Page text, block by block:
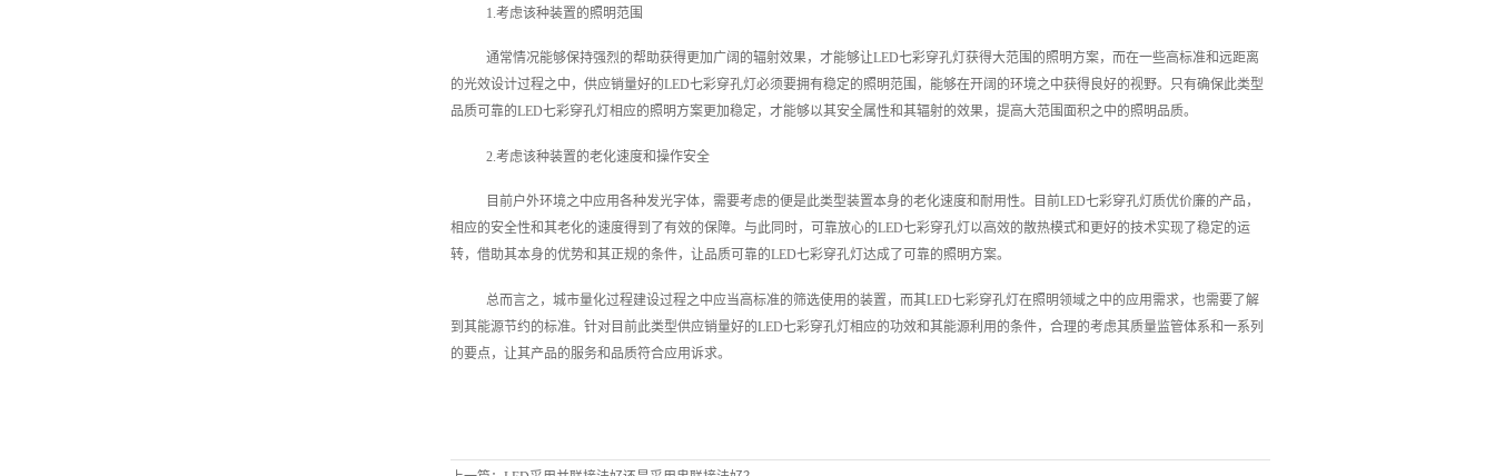
1.考虑该种装置的照明范围
通常情况能够保持强烈的帮助获得更加广阔的辐射效果，才能够让LED七彩穿孔灯获得大范围的照明方案，而在一些高标准和远距离
的光效设计过程之中，供应销量好的LED七彩穿孔灯必须要拥有稳定的照明范围，能够在开阔的环境之中获得良好的视野。只有确保此类型
品质可靠的LED七彩穿孔灯相应的照明方案更加稳定，才能够以其安全属性和其辐射的效果，提高大范围面积之中的照明品质。
2.考虑该种装置的老化速度和操作安全
目前户外环境之中应用各种发光字体，需要考虑的便是此类型装置本身的老化速度和耐用性。目前LED七彩穿孔灯质优价廉的产品，
相应的安全性和其老化的速度得到了有效的保障。与此同时，可靠放心的LED七彩穿孔灯以高效的散热模式和更好的技术实现了稳定的运
转，借助其本身的优势和其正规的条件，让品质可靠的LED七彩穿孔灯达成了可靠的照明方案。
总而言之，城市量化过程建设过程之中应当高标准的筛选使用的装置，而其LED七彩穿孔灯在照明领域之中的应用需求，也需要了解
到其能源节约的标准。针对目前此类型供应销量好的LED七彩穿孔灯相应的功效和其能源利用的条件，合理的考虑其质量监管体系和一系列
的要点，让其产品的服务和品质符合应用诉求。